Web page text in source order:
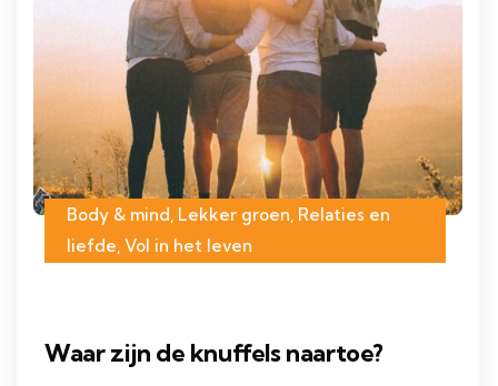
Body & mind, Lekker groen, Relaties en
liefde, Vol in het leven
Waar zijn de knuffels naartoe?